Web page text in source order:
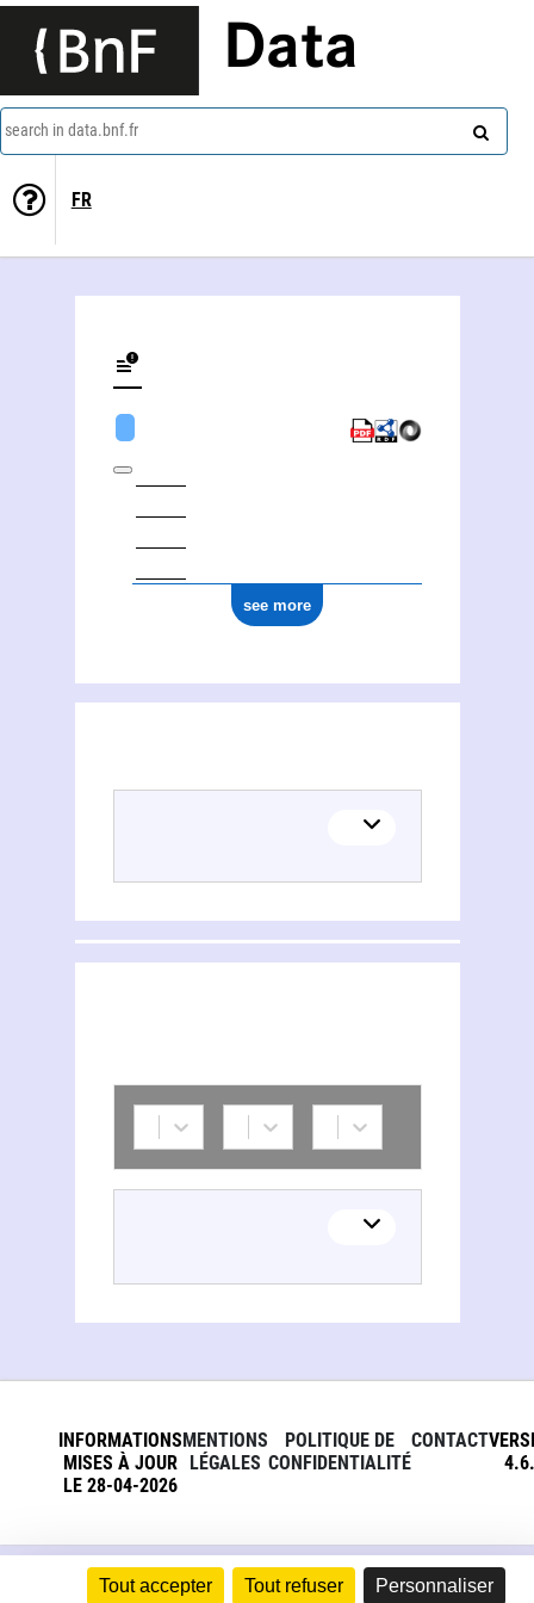
Tout accepter Tout refuser Personnaliser
Data
search in data.bnf.fr
FR
see more
INFORMATIONS
MISES À JOUR
LE 28-04-2026
MENTIONS
LÉGALES
POLITIQUE DE
CONFIDENTIALITÉ
CONTACT